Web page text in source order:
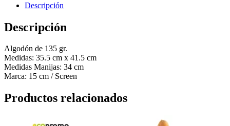
Descripción
Descripción
Algodón de 135 gr.
Medidas: 35.5 cm x 41.5 cm
Medidas Manijas: 34 cm
Marca: 15 cm / Screen
Productos relacionados